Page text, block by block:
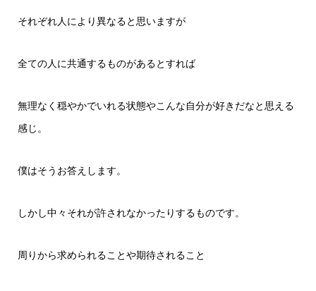
それぞれ人により異なると思いますが
全ての人に共通するものがあるとすれば
無理なく穏やかでいれる状態やこんな自分が好きだなと思える
感じ。
僕はそうお答えします。
しかし中々それが許されなかったりするものです。
周りから求められることや期待されること